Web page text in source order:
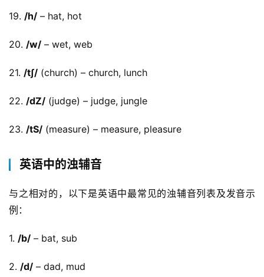
19. /h/ – hat, hot
20. /w/ – wet, web
21. /t∫/ (church) – church, lunch
22. /dZ/ (judge) – judge, jungle
23. /tS/ (measure) – measure, pleasure
英语中的浊辅音
与之相对的，以下是英语中最常见的浊辅音列表及发音示
例：
1. /b/ – bat, sub
2. /d/ – dad, mud